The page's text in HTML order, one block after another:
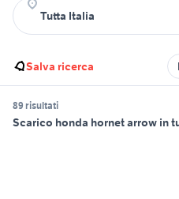
Salva ricerca
89 risultati
Scarico honda hornet arrow in